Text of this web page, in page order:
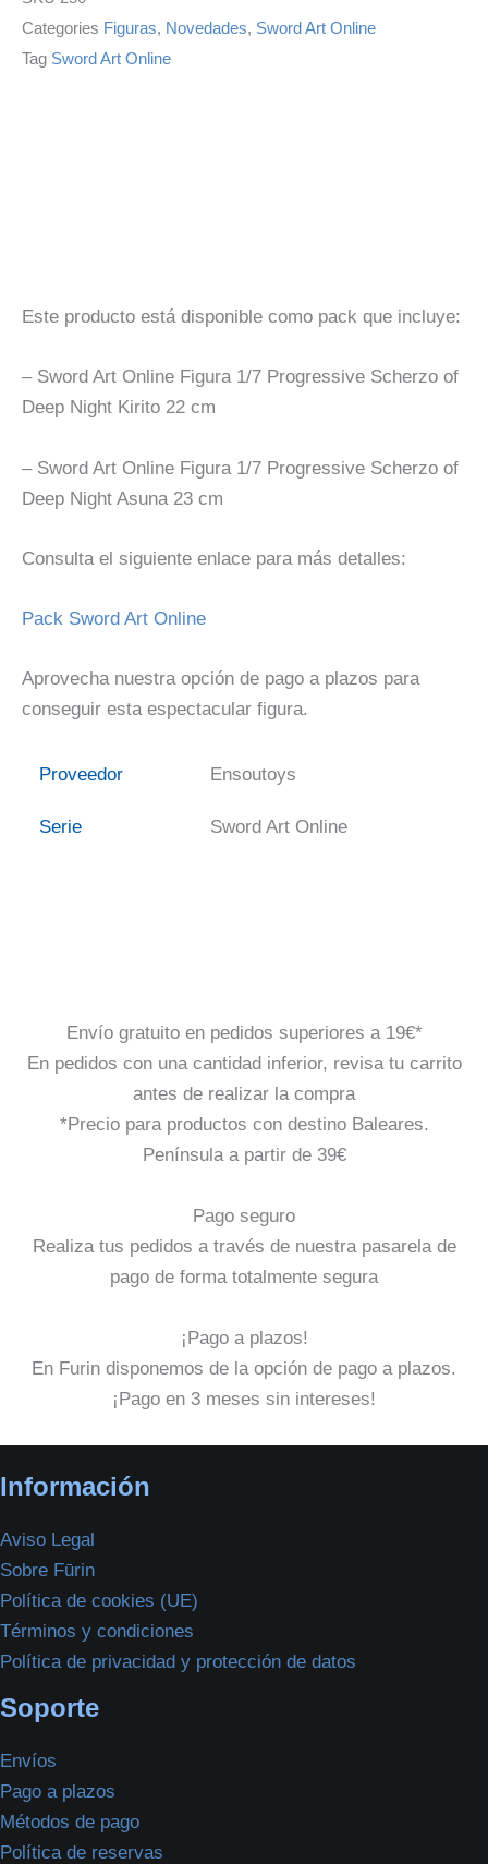
Categories Figuras, Novedades, Sword Art Online
Tag Sword Art Online
Este producto está disponible como pack que incluye:
– Sword Art Online Figura 1/7 Progressive Scherzo of
Deep Night Kirito 22 cm
– Sword Art Online Figura 1/7 Progressive Scherzo of
Deep Night Asuna 23 cm
Consulta el siguiente enlace para más detalles:
Pack Sword Art Online
Aprovecha nuestra opción de pago a plazos para
conseguir esta espectacular figura.
Proveedor Ensoutoys
Serie Sword Art Online
Envío gratuito en pedidos superiores a 19€*
En pedidos con una cantidad inferior, revisa tu carrito
antes de realizar la compra
*Precio para productos con destino Baleares.
Península a partir de 39€
Pago seguro
Realiza tus pedidos a través de nuestra pasarela de
pago de forma totalmente segura
¡Pago a plazos!
En Furin disponemos de la opción de pago a plazos.
¡Pago en 3 meses sin intereses!
Información
Aviso Legal
Sobre Fūrin
Política de cookies (UE)
Términos y condiciones
Política de privacidad y protección de datos
Soporte
Envíos
Pago a plazos
Métodos de pago
Política de reservas